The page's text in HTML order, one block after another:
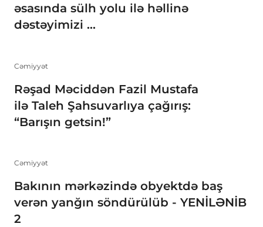
əsasında sülh yolu ilə həllinə
dəstəyimizi ...
Cəmiyyət
Rəşad Məciddən Fazil Mustafa
ilə Taleh Şahsuvarlıya çağırış:
“Barışın getsin!”
Cəmiyyət
Bakının mərkəzində obyektdə baş
verən yanğın söndürülüb - YENİLƏNİB
2